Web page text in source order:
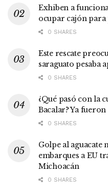
Exhiben a
ocupar cajón para
0 SHARES
Este rescate
saraguato pesaba
0 SHARES
¿Qué pasó con la
Bacalar? Ya
0 SHARES
Golpe al aguacate
embarques a EU
Michoacán
0 SHARES